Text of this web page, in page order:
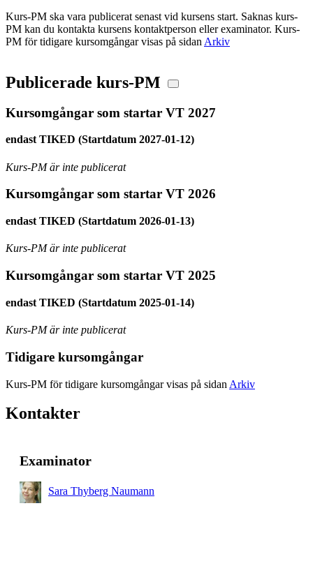
Kurs-PM ska vara publicerat senast vid kursens start. Saknas kurs-
PM kan du kontakta kursens kontaktperson eller examinator. Kurs-
PM för tidigare kursomgångar visas på sidan Arkiv
Publicerade kurs-PM
Kursomgångar som startar VT 2027
endast TIKED (Startdatum 2027-01-12)
Kurs-PM är inte publicerat
Kursomgångar som startar VT 2026
endast TIKED (Startdatum 2026-01-13)
Kurs-PM är inte publicerat
Kursomgångar som startar VT 2025
endast TIKED (Startdatum 2025-01-14)
Kurs-PM är inte publicerat
Tidigare kursomgångar
Kurs-PM för tidigare kursomgångar visas på sidan Arkiv
Kontakter
Examinator
Sara Thyberg Naumann